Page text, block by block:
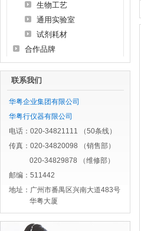
生物工艺
通用实验室
试剂耗材
合作品牌
联系我们
华粤企业集团有限公司
华粤行仪器有限公司
电话：020-34821111 （50条线）
传真：020-34820098 （销售部）
020-34829878 （维修部）
邮编：511442
地址：广州市番禺区兴南大道483号
华粤大厦